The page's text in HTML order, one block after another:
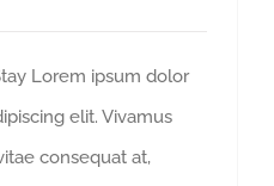
Lorem ipsum dolor
elit. Vivamus
consequat at,